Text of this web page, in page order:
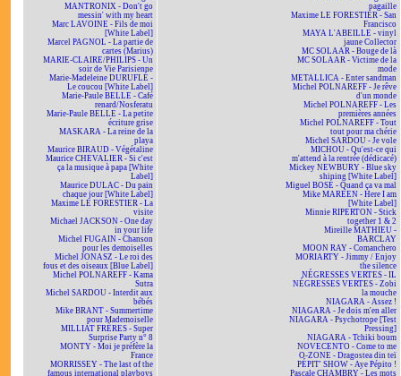
MANTRONIX - Don't go
messin' with my heart
Marc LAVOINE - Fils de moi
[White Label]
Marcel PAGNOL - La partie de
cartes (Marius)
MARIE-CLAIRE/PHILIPS - Un
soir de Vie Parisienne
Marie-Madeleine DURUFLÉ -
Le coucou [White Label]
Marie-Paule BELLE - Café
renard/Nosferatu
Marie-Paule BELLE - La petite
écriture grise
MASKARA - La reine de la
playa
Maurice BIRAUD - Végétaline
Maurice CHEVALIER - Si c'est
ça la musique à papa [White
Label]
Maurice DULAC - Du pain
chaque jour [White Label]
Maxime LE FORESTIER - La
visite
Michael JACKSON - One day
in your life
Michel FUGAIN - Chanson
pour les demoiselles
Michel JONASZ - Le roi des
fous et des oiseaux [Blue Label]
Michel POLNAREFF - Kama
Sutra
Michel SARDOU - Interdit aux
bébés
Mike BRANT - Summertime
pour Mademoiselle
MILLIAT FRÈRES - Super
Surprise Party n° 8
MONTY - Moi je préfère la
France
MORRISSEY - The last of the
famous international playboys
pagaille
Maxime LE FORESTIER - San
Francisco
MAYA L'ABEILLE - vinyl
jaune Collector
MC SOLAAR - Bouge de là
MC SOLAAR - Victime de la
mode
METALLICA - Enter sandman
Michel POLNAREFF - Je rêve
d'un monde
Michel POLNAREFF - Les
premières années
Michel POLNAREFF - Tout
tout pour ma chérie
Michel SARDOU - Je vole
MICHOU - Qu'est-ce qui
m'attend à la rentrée (dédicacé)
Mickey NEWBURY - Blue sky
shining [White Label]
Miguel BOSÉ - Quand ça va mal
Mike MAREEN - Here I am
[White Label]
Minnie RIPERTON - Stick
together 1 & 2
Mireille MATHIEU -
BARCLAY
MOON RAY - Comanchero
MORIARTY - Jimmy / Enjoy
the silence
NÉGRESSES VERTES - IL
NÉGRESSES VERTES - Zobi
la mouche
NIAGARA - Assez !
NIAGARA - Je dois m'en aller
NIAGARA - Psychotrope [Test
Pressing]
NIAGARA - Tchiki boum
NOVECENTO - Come to me
O-ZONE - Dragostea din teï
PÉPIT' SHOW - Aye Pépito !
Pascale CHAMBRY - Les mots